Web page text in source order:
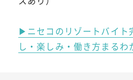
▶ニセコのリゾートバイト
し・楽しみ・働き方まるわ